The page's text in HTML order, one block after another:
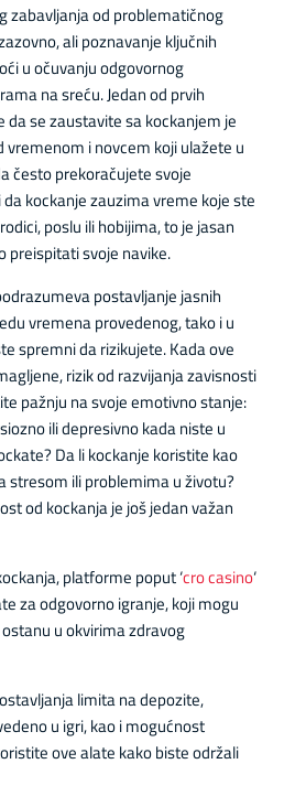
zabavljanja od problematičnog
ali poznavanje ključnih
u očuvanju odgovornog
na sreću. Jedan od prvih
da se zaustavite sa kockanjem je
i novcem koji ulažete u
često prekoračujete svoje
kockanje zauzima vreme koje ste
poslu ili hobijima, to je jasan
preispitati svoje navike.
postavljanje jasnih
vremena provedenog, tako i u
spremni da rizikujete. Kada ove
rizik od razvijanja zavisnosti
pažnju na svoje emotivno stanje:
ili depresivno kada niste u
Da li kockanje koristite kao
stresom ili problemima u životu?
od kockanja je još jedan važan
platforme poput ‘cro casino‘
za odgovorno igranje, koji mogu
u okvirima zdravog
limita na depozite,
u igri, kao i mogućnost
ove alate kako biste održali